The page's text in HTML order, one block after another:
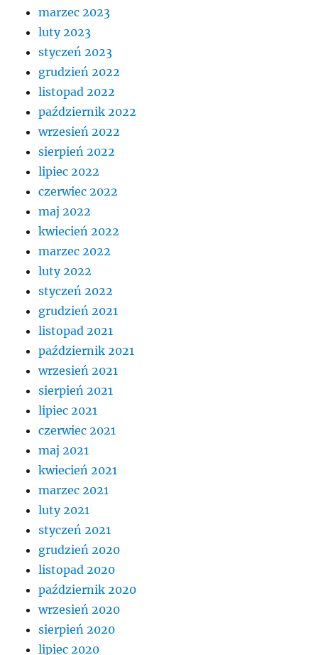
marzec 2023
luty 2023
styczeń 2023
grudzień 2022
listopad 2022
październik 2022
wrzesień 2022
sierpień 2022
lipiec 2022
czerwiec 2022
maj 2022
kwiecień 2022
marzec 2022
luty 2022
styczeń 2022
grudzień 2021
listopad 2021
październik 2021
wrzesień 2021
sierpień 2021
lipiec 2021
czerwiec 2021
maj 2021
kwiecień 2021
marzec 2021
luty 2021
styczeń 2021
grudzień 2020
listopad 2020
październik 2020
wrzesień 2020
sierpień 2020
lipiec 2020